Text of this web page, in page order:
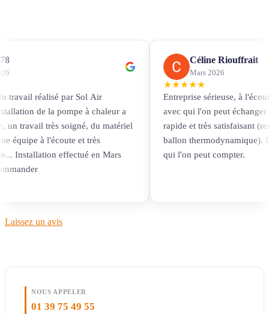
travail réalisé par Sol Air
de la pompe à chaleur a
un travail très soigné, du matériel
équipe à l'écoute et très
Installation effectué en Mars
Céline Riouffrait
Mars 2026
★★★★★
Entreprise sérieuse, à
avec qui l'on peut
rapide et très satisfaisant
ballon thermodynamique).
qui l'on peut compter.
Laissez un avis
NOUS APPELER
01 39 75 49 55